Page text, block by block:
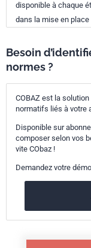
disponible à chaque
dans la mise en
Besoin
normes ?
COBAZ est la
normatifs liés à votre
Disponible sur
composer selon vos
vite CObaz !
Demandez votre